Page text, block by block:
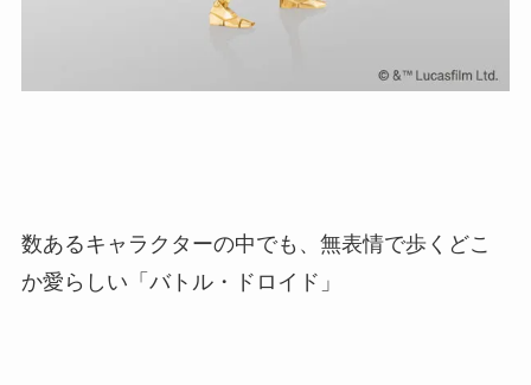
数あるキャラクターの中でも、無表情で歩くどこ
か愛らしい「バトル・ドロイド」